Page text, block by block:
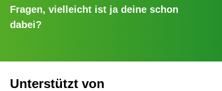
Fragen, vielleicht ist ja deine schon
dabei?
Unterstützt von